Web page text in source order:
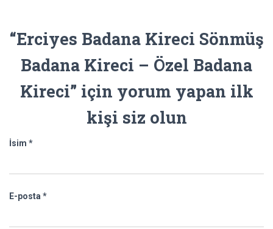
“Erciyes Badana Kireci Sönmüş
Badana Kireci – Özel Badana
Kireci” için yorum yapan ilk
kişi siz olun
İsim *
E-posta *